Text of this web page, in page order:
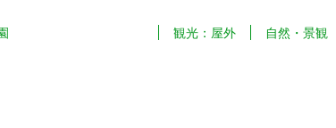
5月から9月頃までミズバショウ、ワタスゲ、サラサド
観光：屋外